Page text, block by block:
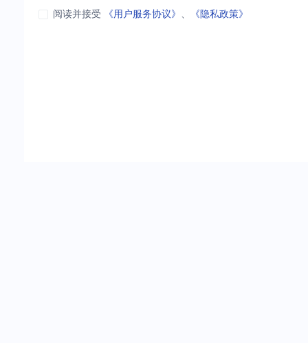
阅读并接受 《用户服务协议》 、 《隐私政策》